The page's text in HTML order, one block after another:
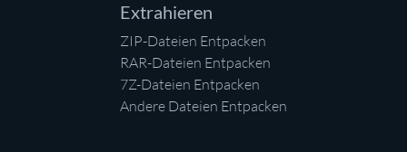
Extrahieren
ZIP-Dateien Entpacken
RAR-Dateien Entpacken
7Z-Dateien Entpacken
Andere Dateien Entpacken